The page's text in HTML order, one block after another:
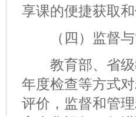
享课的便捷获取
（四）监督与
教育部、省级
年度检查等方式
评价，监督和管